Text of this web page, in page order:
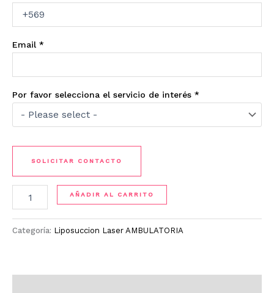
Email *
Por favor selecciona el servicio de interés *
SOLICITAR CONTACTO
AÑADIR AL CARRITO
Categoría: Liposuccion Laser AMBULATORIA